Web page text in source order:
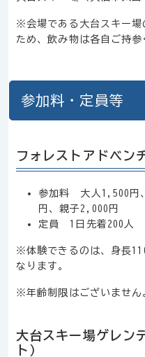
※会場である大台スキー場
ため、飲み物は各自ご持参
参加料・定員等
フォレストアドベン
参加料 大人1,500円
円、親子2,000円
定員 1日先着200人
※体験できるのは、身長
なります。
※年齢制限はございません
大台スキー場ゲレン
ト）